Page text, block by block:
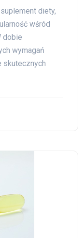
diety,
wśród
dobie
wymagań
skutecznych